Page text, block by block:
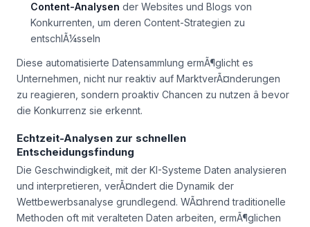
Content-Analysen der Websites und Blogs von
Konkurrenten, um deren Content-Strategien zu
entschlÃ¼sseln
Diese automatisierte Datensammlung ermÃ¶glicht es
Unternehmen, nicht nur reaktiv auf MarktverÃ¤nderungen
zu reagieren, sondern proaktiv Chancen zu nutzen â bevor
die Konkurrenz sie erkennt.
Echtzeit-Analysen zur schnellen
Entscheidungsfindung
Die Geschwindigkeit, mit der KI-Systeme Daten analysieren
und interpretieren, verÃ¤ndert die Dynamik der
Wettbewerbsanalyse grundlegend. WÃ¤hrend traditionelle
Methoden oft mit veralteten Daten arbeiten, ermÃ¶glichen